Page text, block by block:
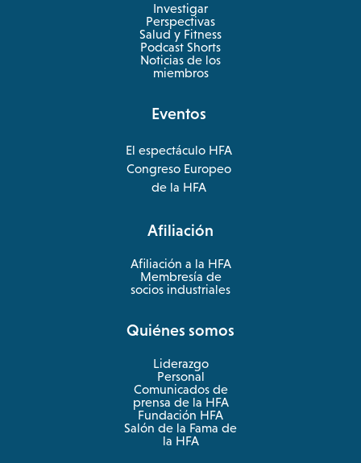
Investigar
Perspectivas
Salud y Fitness
opens
in
a
new
Podcast Shorts
Noticias de los
miembros
Eventos
El espectáculo HFA
opens
in
a
tab
Congreso Europeo
de la HFA
opens
tab
Afiliación
Afiliación a la HFA
Membresía de
socios industriales
Quiénes somos
Liderazgo
Personal
Comunicados de
prensa de la HFA
Fundación HFA
Salón de la Fama de
la HFA